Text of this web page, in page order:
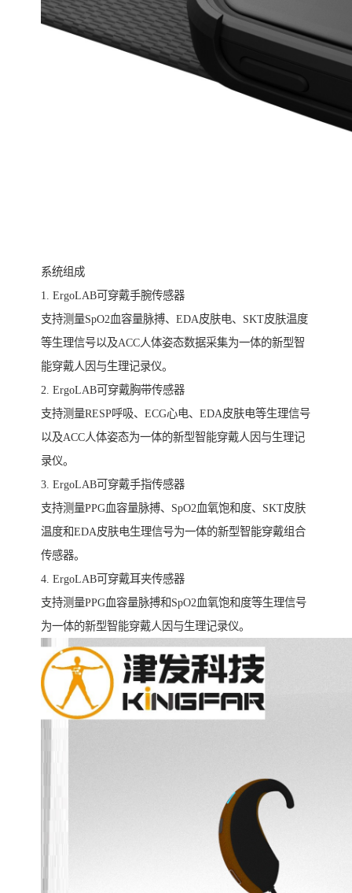
系统组成
1. ErgoLAB可穿戴手腕传感器
支持测量SpO2血容量脉搏、EDA皮肤电、SKT皮肤温度
等生理信号以及ACC人体姿态数据采集为一体的新型智
能穿戴人因与生理记录仪。
2. ErgoLAB可穿戴胸带传感器
支持测量RESP呼吸、ECG心电、EDA皮肤电等生理信号
以及ACC人体姿态为一体的新型智能穿戴人因与生理记
录仪。
3. ErgoLAB可穿戴手指传感器
支持测量PPG血容量脉搏、SpO2血氧饱和度、SKT皮肤
温度和EDA皮肤电生理信号为一体的新型智能穿戴组合
传感器。
4. ErgoLAB可穿戴耳夹传感器
支持测量PPG血容量脉搏和SpO2血氧饱和度等生理信号
为一体的新型智能穿戴人因与生理记录仪。